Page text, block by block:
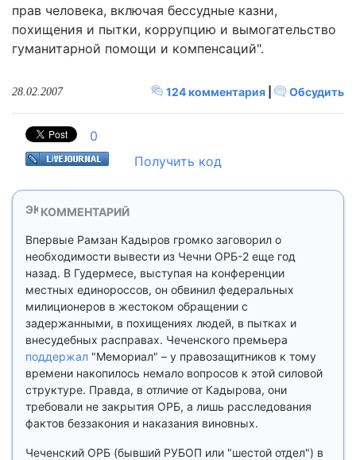
прав человека, включая бессудные казни,
похищения и пытки, коррупцию и вымогательство
гуманитарной помощи и компенсаций".
124 комментария Обсудить
28.02.2007
0
Получить код
КОММЕНТАРИЙ
Впервые Рамзан Кадыров громко заговорил о
необходимости вывести из Чечни ОРБ-2 еще год
назад. В Гудермесе, выступая на конференции
местных единороссов, он обвинил федеральных
милиционеров в жестоком обращении с
задержанными, в похищениях людей, в пытках и
внесудебных расправах. Чеченского премьера
поддержал "Мемориал" – у правозащитников к тому
времени накопилось немало вопросов к этой силовой
структуре. Правда, в отличие от Кадырова, они
требовали не закрытия ОРБ, а лишь расследования
фактов беззакония и наказания виновных.
Чеченский ОРБ (бывший РУБОП или "шестой отдел") в